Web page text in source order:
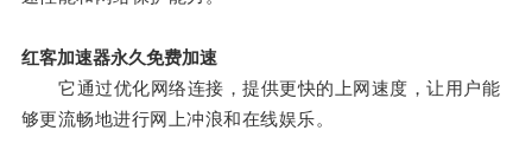
红客加速器永久免费加速
它通过优化网络连接，提供更快的上网速度，让用户能
够更流畅地进行网上冲浪和在线娱乐。